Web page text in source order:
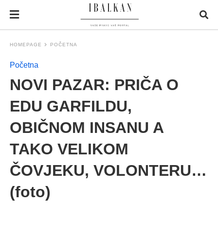
HOMEPAGE POČETNA
Početna
NOVI PAZAR: PRIČA O
EDU GARFILDU,
OBIČNOM INSANU A
TAKO VELIKOM
ČOVJEKU, VOLONTERU…
(foto)